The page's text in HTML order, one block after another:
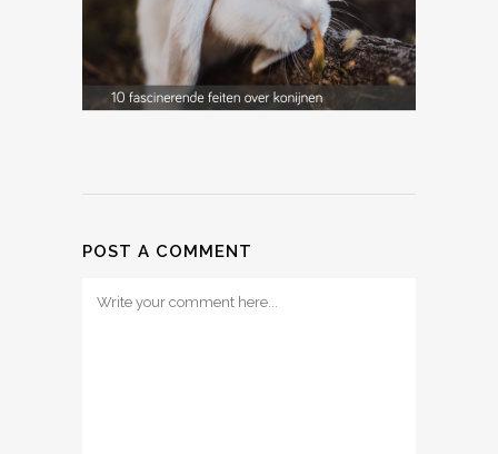
POST A COMMENT